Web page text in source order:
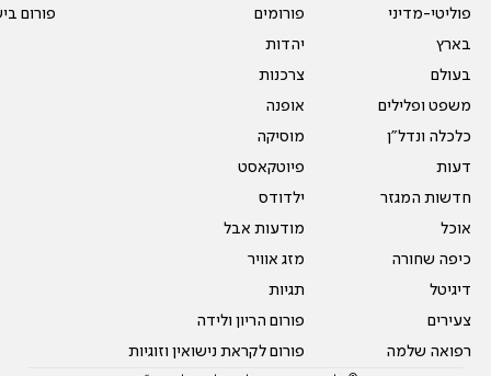
פוליטי-מדיני
בארץ
בעולם
משפט ופלילים
כלכלה ונדל"ן
דעות
חדשות המגזר
אוכל
כיפה שחורה
דיגיטל
צעירים
רפואה שלמה
פורומים
יהדות
צרכנות
אופנה
מוסיקה
פיוטקאסט
ילדודס
מודעות אבל
מזג אוויר
תגיות
פורום הריון ולידה
פורום לקראת נישואין וזוגיות
פורום